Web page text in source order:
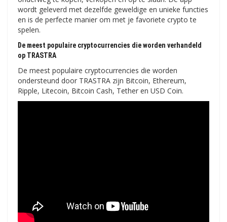
wordt geleverd met dezelfde geweldige en unieke functies
en is de perfecte manier om met je favoriete crypto te
spelen.
De meest populaire cryptocurrencies die worden verhandeld
op TRASTRA
De meest populaire cryptocurrencies die worden
ondersteund door TRASTRA zijn Bitcoin, Ethereum,
Ripple, Litecoin, Bitcoin Cash, Tether en USD Coin.